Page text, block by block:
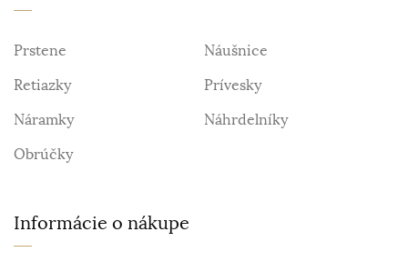
Prstene
Náušnice
Retiazky
Prívesky
Náramky
Náhrdelníky
Obrúčky
Informácie o nákupe